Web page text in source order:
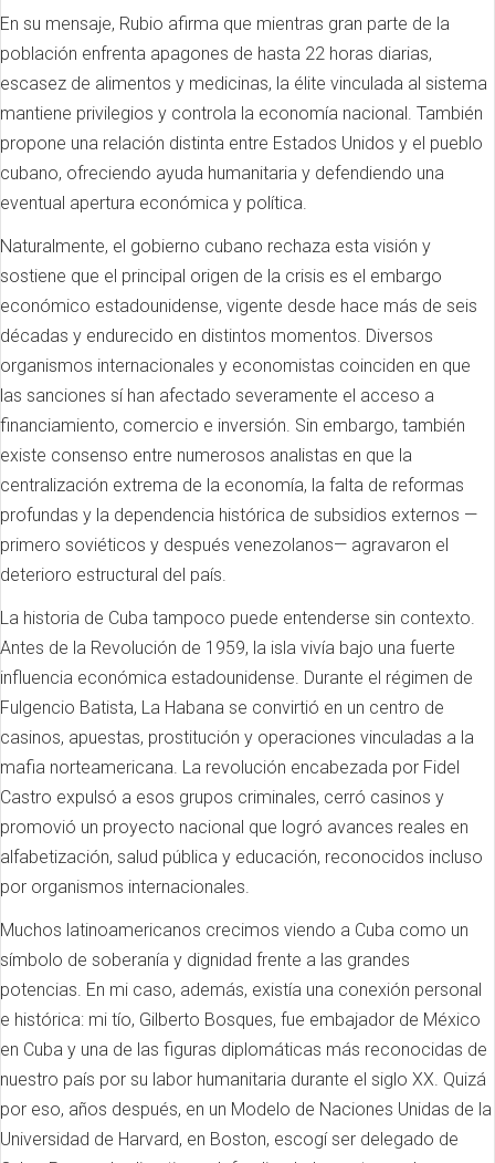
En su mensaje, Rubio afirma que mientras gran parte de la
población enfrenta apagones de hasta 22 horas diarias,
escasez de alimentos y medicinas, la élite vinculada al sistema
mantiene privilegios y controla la economía nacional. También
propone una relación distinta entre Estados Unidos y el pueblo
cubano, ofreciendo ayuda humanitaria y defendiendo una
eventual apertura económica y política.
Naturalmente, el gobierno cubano rechaza esta visión y
sostiene que el principal origen de la crisis es el embargo
económico estadounidense, vigente desde hace más de seis
décadas y endurecido en distintos momentos. Diversos
organismos internacionales y economistas coinciden en que
las sanciones sí han afectado severamente el acceso a
financiamiento, comercio e inversión. Sin embargo, también
existe consenso entre numerosos analistas en que la
centralización extrema de la economía, la falta de reformas
profundas y la dependencia histórica de subsidios externos —
primero soviéticos y después venezolanos— agravaron el
deterioro estructural del país.
La historia de Cuba tampoco puede entenderse sin contexto.
Antes de la Revolución de 1959, la isla vivía bajo una fuerte
influencia económica estadounidense. Durante el régimen de
Fulgencio Batista, La Habana se convirtió en un centro de
casinos, apuestas, prostitución y operaciones vinculadas a la
mafia norteamericana. La revolución encabezada por Fidel
Castro expulsó a esos grupos criminales, cerró casinos y
promovió un proyecto nacional que logró avances reales en
alfabetización, salud pública y educación, reconocidos incluso
por organismos internacionales.
Muchos latinoamericanos crecimos viendo a Cuba como un
símbolo de soberanía y dignidad frente a las grandes
potencias. En mi caso, además, existía una conexión personal
e histórica: mi tío, Gilberto Bosques, fue embajador de México
en Cuba y una de las figuras diplomáticas más reconocidas de
nuestro país por su labor humanitaria durante el siglo XX. Quizá
por eso, años después, en un Modelo de Naciones Unidas de la
Universidad de Harvard, en Boston, escogí ser delegado de